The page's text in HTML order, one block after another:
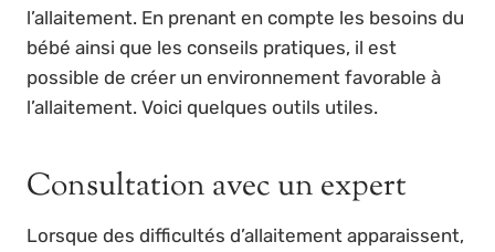
l’allaitement. En prenant en compte les besoins du
bébé ainsi que les conseils pratiques, il est
possible de créer un environnement favorable à
l’allaitement. Voici quelques outils utiles.
Consultation avec un expert
Lorsque des difficultés d’allaitement apparaissent,